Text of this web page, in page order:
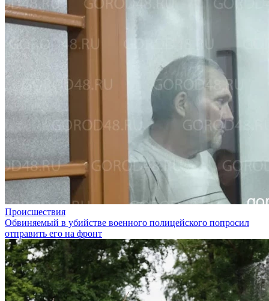
Происшествия
Обвиняемый в убийстве военного полицейского попросил
отправить его на фронт